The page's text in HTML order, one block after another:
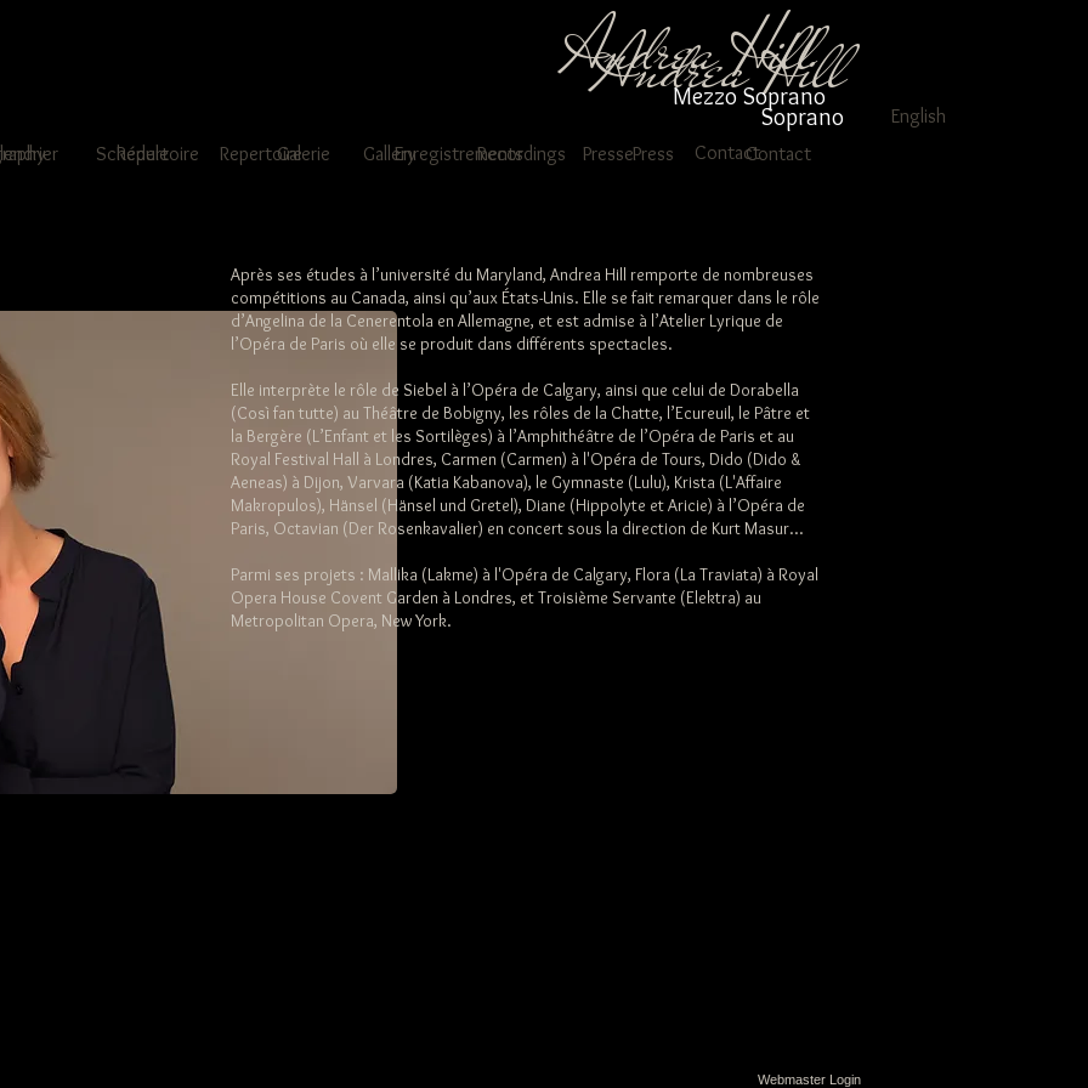
Schedule Repertoire Gallery Recordings
Andrea Hill
Soprano
Press Contact
Répertoire Galerie Enregistrements
Andrea Hill
Mezzo Soprano
Contact
Presse
Après ses études à l’université du Maryland, Andrea Hill remporte de nombreuses
compétitions au Canada, ainsi qu’aux États-Unis. Elle se fait remarquer dans le rôle
d’Angelina de la Cenerentola en Allemagne, et est admise à l’Atelier Lyrique de
l’Opéra de Paris où elle se produit dans différents spectacles.
Elle interprète le rôle de Siebel à l’Opéra de Calgary, ainsi que celui de Dorabella
(Così fan tutte) au Théâtre de Bobigny, les rôles de la Chatte, l’Ecureuil, le Pâtre et
la Bergère (L’Enfant et les Sortilèges) à l’Amphithéâtre de l’Opéra de Paris et au
Royal Festival Hall à Londres, Carmen (Carmen) à l'Opéra de Tours, Dido (Dido &
Aeneas) à Dijon, Varvara (Katia Kabanova), le Gymnaste (Lulu), Krista (L'Affaire
Makropulos), Hänsel (Hänsel und Gretel), Diane (Hippolyte et Aricie) à l’Opéra de
Paris, Octavian (Der Rosenkavalier) en concert sous la direction de Kurt Masur...
Parmi ses projets : Mallika (Lakme) à l'Opéra de Calgary, Flora (La Traviata) à Royal
Opera House Covent Garden à Londres, et Troisième Servante (Elektra) au
Metropolitan Opera, New York.
English
Webmaster Login